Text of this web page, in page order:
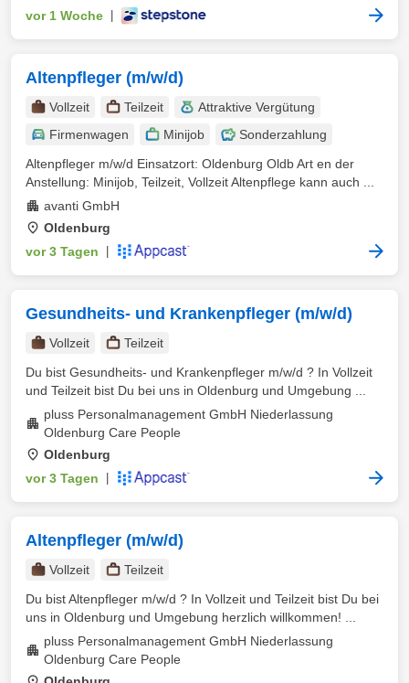
vor 1 Woche
Altenpfleger (m/w/d)
Vollzeit Teilzeit
Attraktive Vergütung
Firmenwagen
Minijob
Sonderzahlung
Altenpfleger m/w/d Einsatzort: Oldenburg Oldb Art en der
Anstellung: Minijob, Teilzeit, Vollzeit Altenpflege kann auch ...
avanti GmbH
Oldenburg
vor 3 Tagen
Gesundheits- und Krankenpfleger (m/w/d)
Vollzeit
Teilzeit
Du bist Gesundheits- und Krankenpfleger m/w/d ? In Vollzeit
und Teilzeit bist Du bei uns in Oldenburg und Umgebung ...
pluss Personalmanagement GmbH Niederlassung
Oldenburg Care People
Oldenburg
vor 3 Tagen
Altenpfleger (m/w/d)
Vollzeit
Teilzeit
Du bist Altenpfleger m/w/d ? In Vollzeit und Teilzeit bist Du bei
uns in Oldenburg und Umgebung herzlich willkommen! ...
pluss Personalmanagement GmbH Niederlassung
Oldenburg Care People